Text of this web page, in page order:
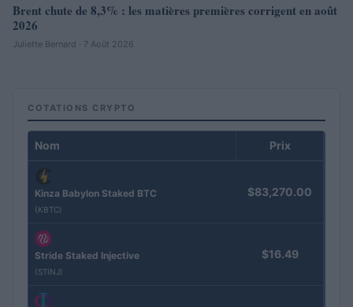
Brent chute de 8,3% : les matières premières corrigent en août
2026
Juliette Bernard · 7 Août 2026
COTATIONS CRYPTO
Nom Prix
Kinza Babylon Staked BTC
(KBTC)
$83,270.00
Stride Staked Injective
(STINJ)
$16.49